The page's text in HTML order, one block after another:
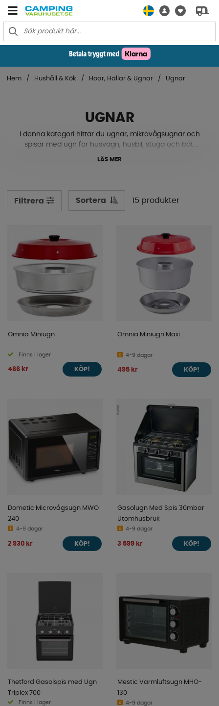
Hem Hushåll & Kök Hoar, Hällar & Ugnar Ugnar
UGNAR
I denna kategori hittar du ugnar, mikrovågsugnar och
spisar med ugn för husvagn, husbil, stuga och båt.
Sortimentet omfattar både inbyggnadsugnar som enkelt
För dig som bygger nytt eller uppgraderar ett befintligt
och kompletta spisar med ugn. Oavsett om du vill värma
mat, baka, gratinera eller laga större måltider finns det
en lösning som passar dina behov.
tillgängligt utrymme, energikälla och hur köket används.
Här hittar du modeller för både gasol- och eldrift samt
lösningar anpassade för det mobila livet och
Utforska vårt sortiment av ugnar, mikrovågsugnar och
modell för ditt kök.
LÄS MER
Filtrera Sortera 15 produkter
Omnia Miniugn
Finns i lager
466 kr KÖP!
Omnia Miniugn Maxi
4-9 dagar
495 kr KÖP!
Dometic Microvågsugn MWO
240
4-9 dagar
2 930 kr KÖP!
Gasolugn Med Spis 30mbar
Utomhusbruk
4-9 dagar
3 599 kr KÖP!
Thetford Gasolspis med Ugn
Triplex 700
Finns i lager
Mestic Varmluftsugn MHO-
130
4-9 dagar